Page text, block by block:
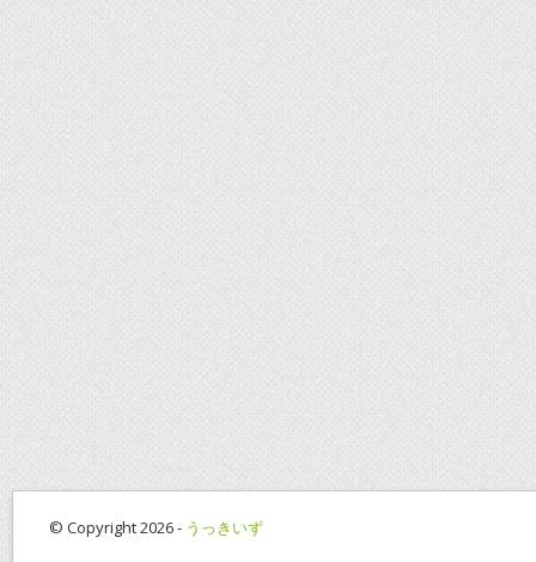
© Copyright 2026 - うっきいず